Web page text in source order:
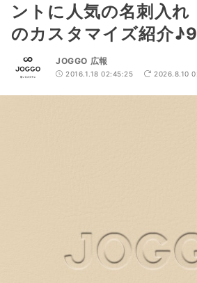
ントに人気の名刺入れ
のカスタマイズ紹介
JOGGO 広報
2016.1.18 02:45:25 2026.8.10